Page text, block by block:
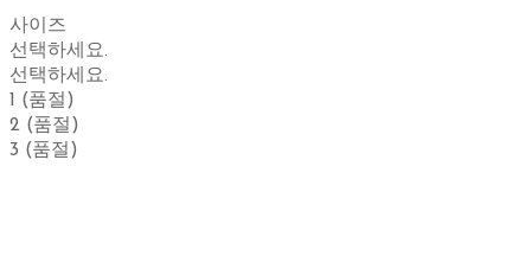
사이즈
선택하세요.
선택하세요.
1 (품절)
2 (품절)
3 (품절)